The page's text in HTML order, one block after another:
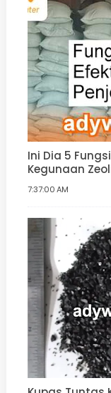
Ini Dia 5
Kegunaan
Minum, Air
7:37:00 AM